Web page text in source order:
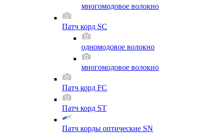
многомодовое волокно
Патч корд SC
одномодовое волокно
многомодовое волокно
Патч корд FC
Патч корд ST
Патч корды оптические SN